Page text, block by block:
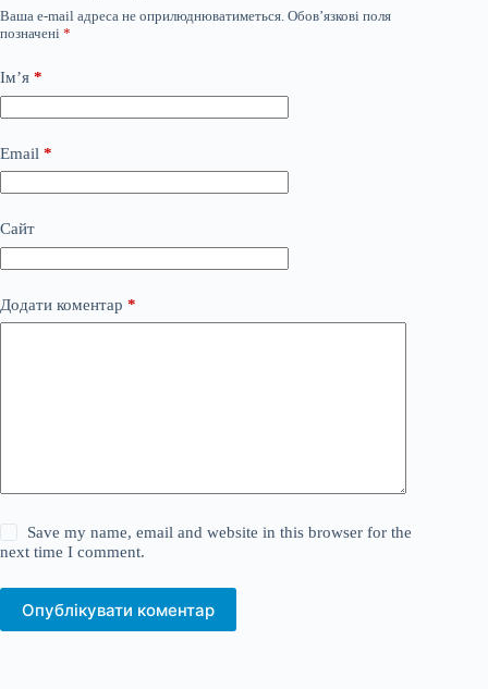
Ваша e-mail адреса не оприлюднюватиметься. Обов’язкові поля
позначені *
Ім’я *
Email *
Сайт
Додати коментар *
Save my name, email and website in this browser for the
next time I comment.
Опублікувати коментар